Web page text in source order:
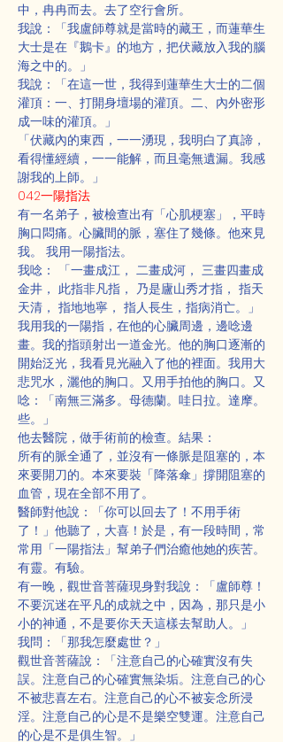
中，冉冉而去。去了空行會所。
我說：「我盧師尊就是當時的藏王，而蓮華生
大士是在『鵝卡』的地方，把伏藏放入我的腦
海之中的。」
我說：「在這一世，我得到蓮華生大士的二個
灌頂：一、打開身壇場的灌頂。二、內外密形
成一味的灌頂。」
「伏藏內的東西，一一湧現，我明白了真諦，
看得懂經續，一一能解，而且毫無遺漏。我感
謝我的上師。」
042一陽指法
有一名弟子，被檢查出有「心肌梗塞」，平時
胸口悶痛。心臟間的脈，塞住了幾條。他來見
我。 我用一陽指法。
我唸： 「一畫成江， 二畫成河， 三畫四畫成
金井， 此指非凡指， 乃是廬山秀才指， 指天
天清， 指地地寧， 指人長生，指病消亡。」
我用我的一陽指，在他的心臟周邊，邊唸邊
畫。我的指頭射出一道金光。他的胸口逐漸的
開始泛光，我看見光融入了他的裡面。我用大
悲咒水，灑他的胸口。又用手拍他的胸口。又
唸：「南無三滿多。母德蘭。哇日拉。達摩。
些。」
他去醫院，做手術前的檢查。結果：
所有的脈全通了，並沒有一條脈是阻塞的，本
來要開刀的。本來要裝「降落傘」撐開阻塞的
血管，現在全部不用了。
醫師對他說：「你可以回去了！不用手術
了！」他聽了，大喜！於是，有一段時間，常
常用「一陽指法」幫弟子們治癒他她的疾苦。
有靈。有驗。
有一晚，觀世音菩薩現身對我說：「盧師尊！
不要沉迷在平凡的成就之中，因為，那只是小
小的神通，不是要你天天這樣去幫助人。」
我問：「那我怎麼處世？」
觀世音菩薩說：「注意自己的心確實沒有失
誤。注意自己的心確實無染垢。注意自己的心
不被悲喜左右。注意自己的心不被妄念所浸
淫。注意自己的心是不是樂空雙運。注意自己
的心是不是俱生智。」